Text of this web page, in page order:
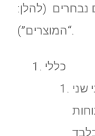
נבחרים (להלן:
כללי
שני